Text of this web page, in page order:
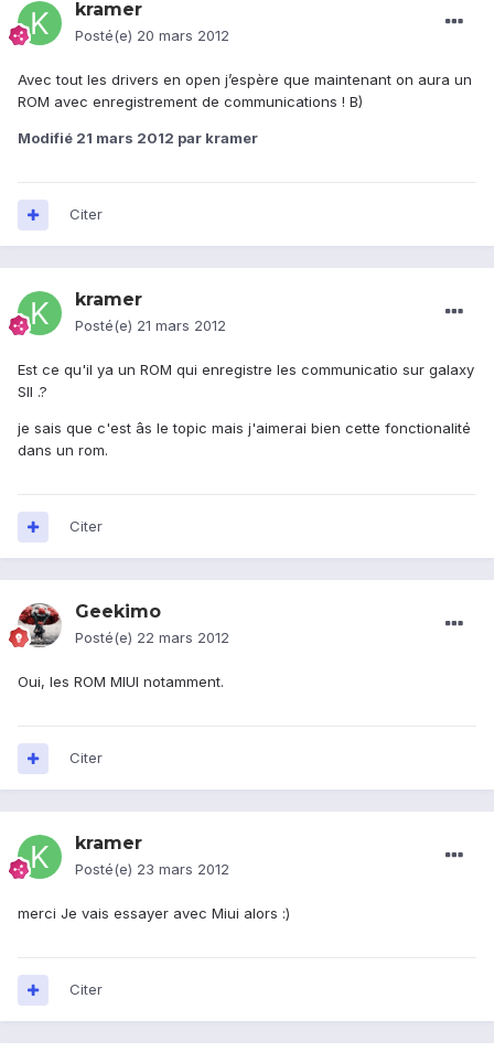
kramer
Posté(e) 20 mars 2012
Avec tout les drivers en open j’espère que maintenant on aura un
ROM avec enregistrement de communications ! B)
Modifié 21 mars 2012 par kramer
Citer
kramer
Posté(e) 21 mars 2012
Est ce qu'il ya un ROM qui enregistre les communicatio sur galaxy
SII .?
je sais que c'est âs le topic mais j'aimerai bien cette fonctionalité
dans un rom.
Citer
Geekimo
Posté(e) 22 mars 2012
Oui, les ROM MIUI notamment.
Citer
kramer
Posté(e) 23 mars 2012
merci Je vais essayer avec Miui alors :)
Citer